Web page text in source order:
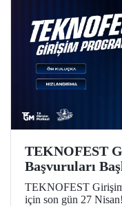
TEKNOFEST
Başvuruları
Hamlesi Yeni
TEKNOFEST Girişim
için son gün 27